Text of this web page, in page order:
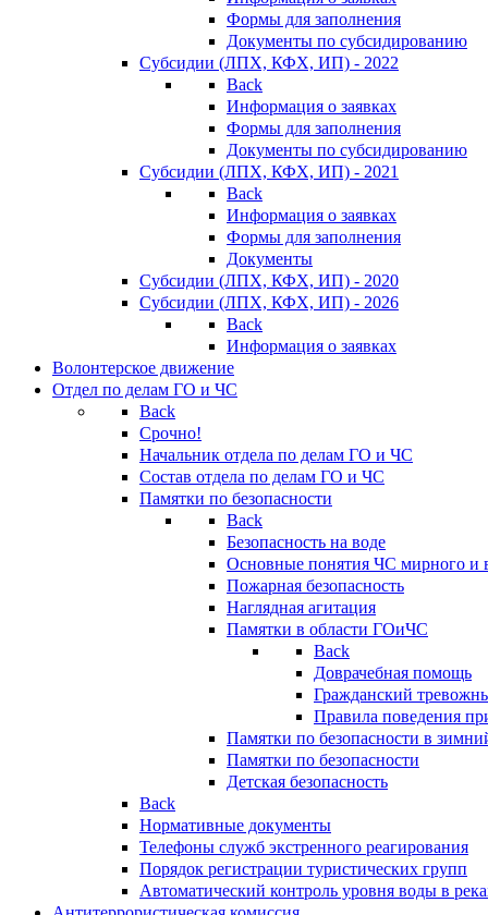
Формы для заполнения
Документы по субсидированию
Субсидии (ЛПХ, КФХ, ИП) - 2022
Back
Информация о заявках
Формы для заполнения
Документы по субсидированию
Субсидии (ЛПХ, КФХ, ИП) - 2021
Back
Информация о заявках
Формы для заполнения
Документы
Субсидии (ЛПХ, КФХ, ИП) - 2020
Субсидии (ЛПХ, КФХ, ИП) - 2026
Back
Информация о заявках
Волонтерское движение
Отдел по делам ГО и ЧС
Back
Срочно!
Начальник отдела по делам ГО и ЧС
Состав отдела по делам ГО и ЧС
Памятки по безопасности
Back
Безопасность на воде
Основные понятия ЧС мирного и
Пожарная безопасность
Наглядная агитация
Памятки в области ГОиЧС
Back
Доврачебная помощь
Гражданский
Правила поведения
Памятки по безопасности в
Памятки по безопасности
Детская безопасность
Back
Нормативные документы
Телефоны служб экстренного реагирования
Порядок регистрации туристических групп
Автоматический контроль уровня воды в